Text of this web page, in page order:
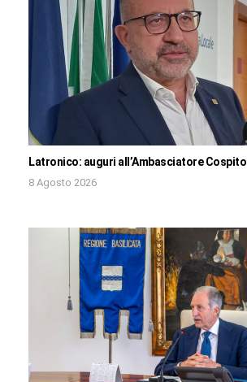
Latronico: auguri all’Ambasciatore Cospito
8 Agosto 2026